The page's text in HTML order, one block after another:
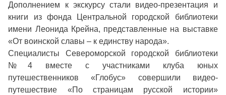
Дополнением к экскурсу стали видео-презентация и
книги из фонда Центральной городской библиотеки
имени Леонида Крейна, представленные на выставке
«От воинской славы – к единству народа».
Специалисты Североморской городской библиотеки
№4 вместе с участниками клуба юных
путешественников «Глобус» совершили видео-
путешествие «По страницам русской истории»